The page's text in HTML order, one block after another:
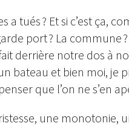
a tués ? Et si c’est ça,
port ? La commune
derrière notre dos à
bateau et bien moi, je
que l’on ne s’en
une monotonie,